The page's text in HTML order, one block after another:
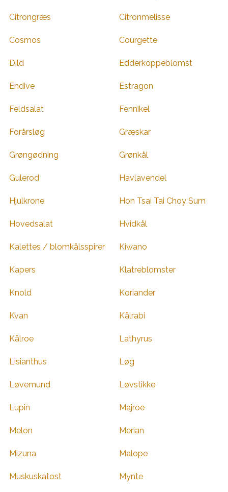
Citrongræs Citronmelisse
Cosmos Courgette
Dild Edderkoppeblomst
Endive Estragon
Feldsalat Fennikel
Forårsløg Græskar
Grøngødning Grønkål
Gulerod Havlavendel
Hjulkrone Hon Tsai Tai Choy Sum
Hovedsalat Hvidkål
Kalettes / blomkålsspirer Kiwano
Kapers Klatreblomster
Knold Koriander
Kvan Kålrabi
Kålroe Lathyrus
Lisianthus Løg
Løvemund Løvstikke
Lupin Majroe
Melon Merian
Mizuna Malope
Muskuskatost Mynte